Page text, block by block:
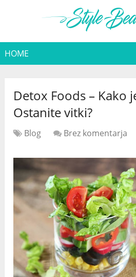
HOME
Detox Foods – Kako
Ostanite vitki?
Blog Brez komentarja